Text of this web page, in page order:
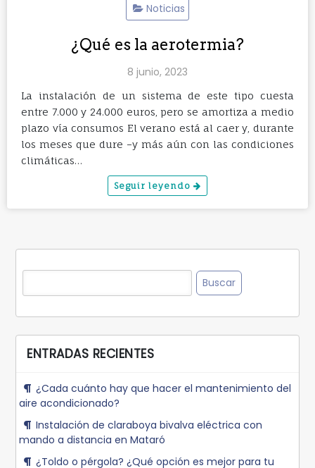
Noticias
¿Qué es la aerotermia?
8 junio, 2023
La instalación de un sistema de este tipo cuesta
entre 7.000 y 24.000 euros, pero se amortiza a medio
plazo vía consumos El verano está al caer y, durante
los meses que dure –y más aún con las condiciones
climáticas…
Seguir leyendo
Buscar:
ENTRADAS RECIENTES
¿Cada cuánto hay que hacer el mantenimiento del
aire acondicionado?
Instalación de claraboya bivalva eléctrica con
mando a distancia en Mataró
¿Toldo o pérgola? ¿Qué opción es mejor para tu